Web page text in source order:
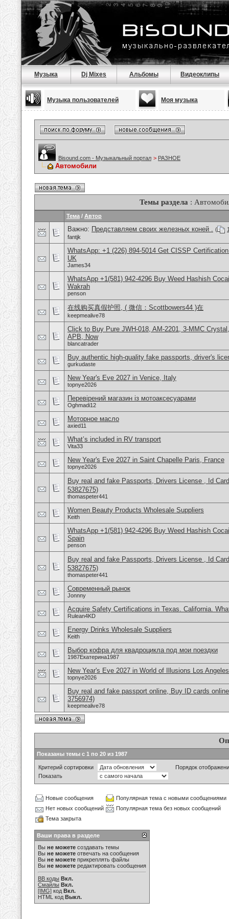
Музыка Dj Mixes Альбомы Видеоклипы
Музыка пользователей Моя музыка
Bisound.com - Музыкальный портал > РАЗНОЕ
Автомобили
Темы раздела :
Тема / Автор
Важно: Представляем своих железных коней . (
fantjk
WhatsApp: +1 (226) 894-5014​ Get CISSP
UK
James34
WhatsApp +1(581) 942-4296 Buy Weed Hashish
Wakrah
penson
在线购买真假护照, ( 微信：Scottbowers44 )在
keepmealive78
Click to Buy Pure JWH-018, AM-2201, 3-MMC
APB, Now
blancatrader
Buy authentic high-quality fake passports, driver's
gurkudaste
New Year's Eve 2027 in Venice, Italy
topnye2026
Перевірений магазин із мотоаксесуарами
Oghmadi12
Моторное масло
axied11
What’s included in RV transport
Vita33
New Year's Eve 2027 in Saint Chapelle Paris, France
topnye2026
Buy real and fake Passports, Drivers License , Id
53827675)
thomaspeter441
Women Beauty Products Wholesale Suppliers
Keith
WhatsApp +1(581) 942-4296 Buy Weed Hashish
Spain
penson
Buy real and fake Passports, Drivers License , Id
53827675)
thomaspeter441
Современный рынок
Jonnny
Acquire Safety Certifications in Texas. California.
Rulean4KD
Energy Drinks Wholesale Suppliers
Keith
Выбор кофра для квадроцикла под мои поездки
1987Екатерина1987
New Year's Eve 2027 in World of Illusions Los
topnye2026
Buy real and fake passport online, Buy ID cards
3756974)
keepmealive78
Показаны темы с 1 по 20 из 1987
Критерий сортировки
Порядок
Показать
Новые сообщения
Популярная тема с новыми сообщениями
Нет новых сообщений
Популярная тема без новых сообщений
Тема закрыта
Ваши права в разделе
Вы не можете создавать темы
Вы не можете отвечать на сообщения
Вы не можете прикреплять файлы
Вы не можете редактировать сообщения
BB коды Вкл.
Смайлы Вкл.
[IMG] код Вкл.
HTML код Выкл.